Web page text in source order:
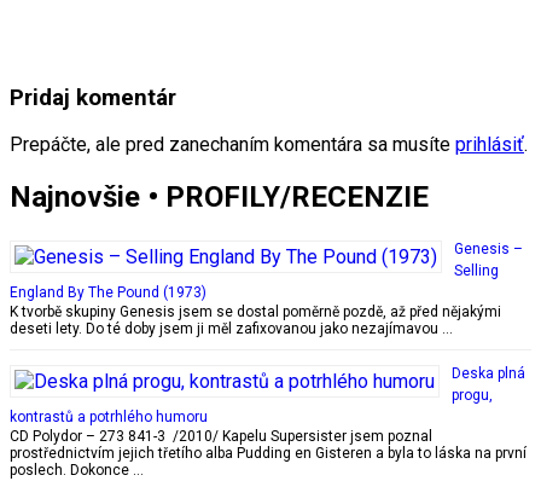
Pridaj komentár
Prepáčte, ale pred zanechaním komentára sa musíte prihlásiť.
Najnovšie • PROFILY/RECENZIE
Genesis –
Selling
England By The Pound (1973)
K tvorbě skupiny Genesis jsem se dostal poměrně pozdě, až před nějakými
deseti lety. Do té doby jsem ji měl zafixovanou jako nezajímavou …
Deska plná
progu,
kontrastů a potrhlého humoru
CD Polydor – 273 841-3 /2010/ Kapelu Supersister jsem poznal
prostřednictvím jejich třetího alba Pudding en Gisteren a byla to láska na první
poslech. Dokonce …